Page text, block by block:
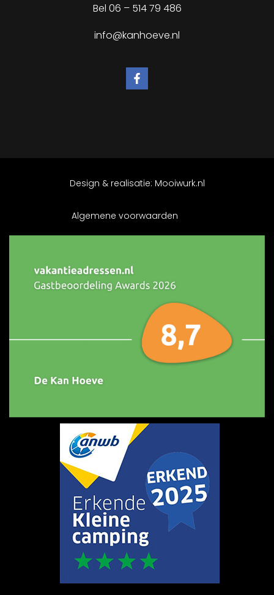
Bel 06 – 514 79 486
info@kanhoeve.nl
Design & realisatie: Mooiwurk.nl
Algemene voorwaarden